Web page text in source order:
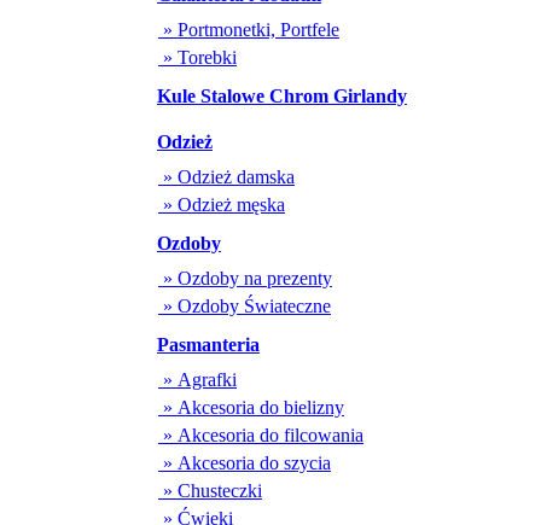
» Portmonetki, Portfele
» Torebki
Kule Stalowe Chrom Girlandy
Odzież
» Odzież damska
» Odzież męska
Ozdoby
» Ozdoby na prezenty
» Ozdoby Świateczne
Pasmanteria
» Agrafki
» Akcesoria do bielizny
» Akcesoria do filcowania
» Akcesoria do szycia
» Chusteczki
» Ćwieki